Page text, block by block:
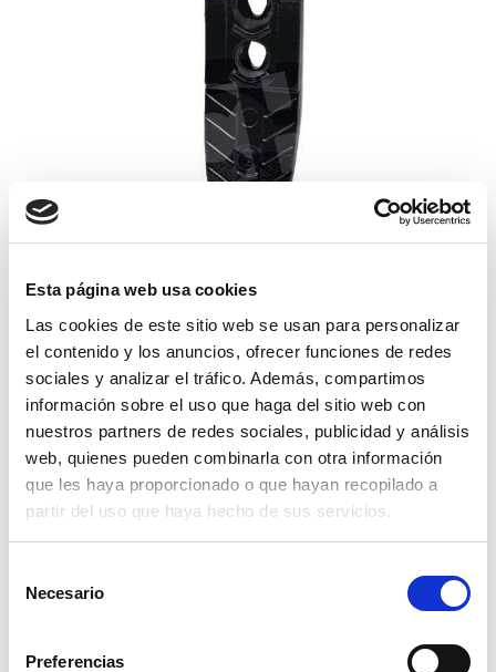
Esta página web usa cookies
Las cookies de este sitio web se usan para personalizar
el contenido y los anuncios, ofrecer funciones de redes
sociales y analizar el tráfico. Además, compartimos
información sobre el uso que haga del sitio web con
nuestros partners de redes sociales, publicidad y análisis
web, quienes pueden combinarla con otra información
que les haya proporcionado o que hayan recopilado a
partir del uso que haya hecho de sus servicios.
Necesario
Preferencias
reja chisel rastrojero pottinger
123,66€ comprar